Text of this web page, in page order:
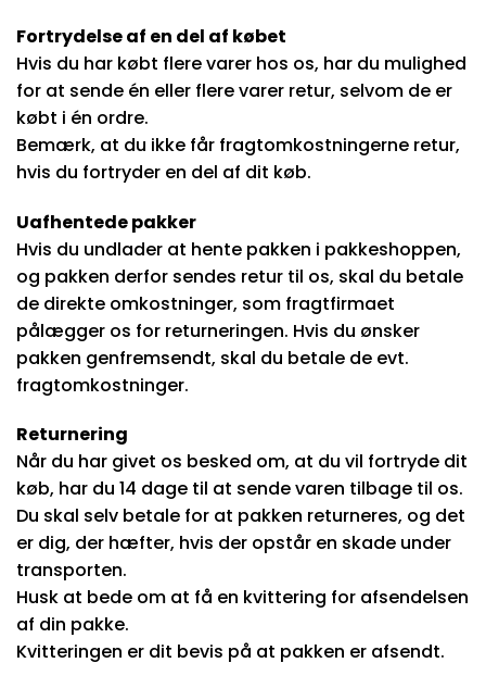
Fortrydelse af en del af købet
Hvis du har købt flere varer hos os, har du mulighed
for at sende én eller flere varer retur, selvom de er
købt i én ordre.
Bemærk, at du ikke får fragtomkostningerne retur,
hvis du fortryder en del af dit køb.
Uafhentede pakker
Hvis du undlader at hente pakken i pakkeshoppen,
og pakken derfor sendes retur til os, skal du betale
de direkte omkostninger, som fragtfirmaet
pålægger os for returneringen. Hvis du ønsker
pakken genfremsendt, skal du betale de evt.
fragtomkostninger.
Returnering
Når du har givet os besked om, at du vil fortryde dit
køb, har du 14 dage til at sende varen tilbage til os.
Du skal selv betale for at pakken returneres, og det
er dig, der hæfter, hvis der opstår en skade under
transporten.
Husk at bede om at få en kvittering for afsendelsen
af din pakke.
Kvitteringen er dit bevis på at pakken er afsendt.